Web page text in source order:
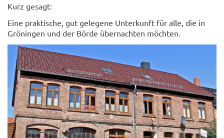
Kurz gesagt:
Eine praktische, gut gelegene Unterkunft für alle, die in
Gröningen und der Börde übernachten möchten.